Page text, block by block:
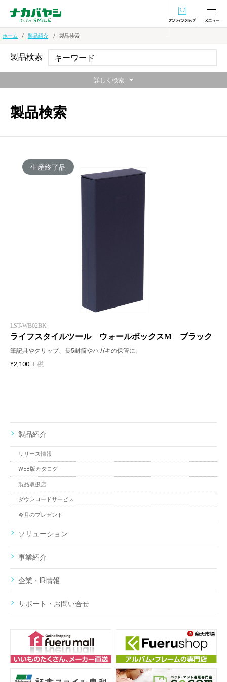
オンラインショ
ホーム 製品紹介 製品検索
製品検索
生産終了品
LST-WB02BK
ライフスタイルツール ウォールボックスM ブラック
筆記具やクリップ、長5封筒やハガキの保管に。
¥2,100 + 税
製品検索
詳しく検索
製品紹介
リリース情報
WEB版カタログ
製品取扱店
ダウンロードサービス
今月のプレゼント
ソリューション
事業紹介
企業・IR情報
サポート・お問い合せ